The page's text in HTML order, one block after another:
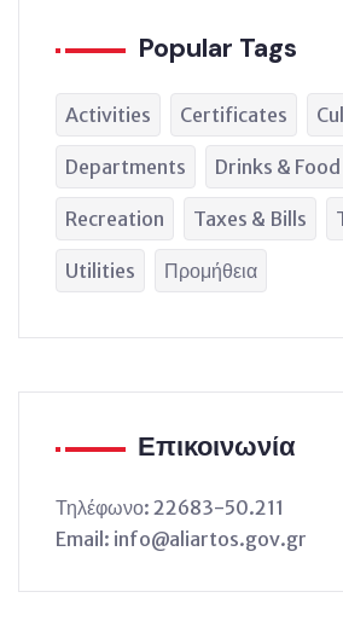
Popular Tags
Activities Certificates
Departments Drinks & Food
Recreation Taxes & Bills
Utilities Προμήθεια
Επικοινωνία
Τηλέφωνο: 22683-50.211
Email: info@aliartos.gov.gr